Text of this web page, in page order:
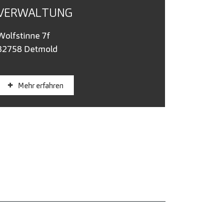
7f
Detmold
Mehr erfahren